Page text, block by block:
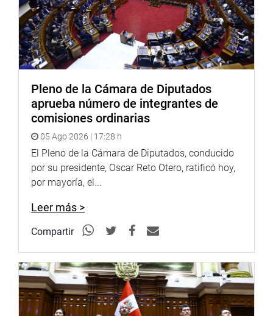
Pleno de la Cámara de Diputados
aprueba número de integrantes de
comisiones ordinarias
05 Ago 2026 | 17:28 h
El Pleno de la Cámara de Diputados, conducido
por su presidente, Oscar Reto Otero, ratificó hoy,
por mayoría, el...
Leer más >
Compartir